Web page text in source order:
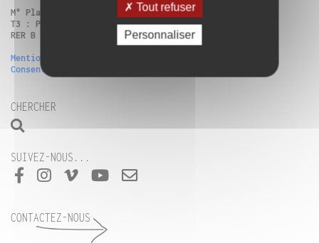
M° Place d’Italie + Bus 57 : Verdun-Victor Hugo
T3 : Poterne des Peupliers
RER B Gentilly ou Vélib (n°13111, n°42505)
Mentions légales
Consentement
CHERCHER
SUIVEZ-NOUS...
CONTACTEZ-NOUS
Tout refuser
Personnaliser